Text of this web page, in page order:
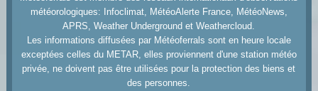
météorologiques: Infoclimat, MétéoAlerte France, MétéoNews,
APRS, Weather Underground et Weathercloud.
Les informations diffusées par Météoferrals sont en heure locale
exceptées celles du METAR, elles proviennent d'une station météo
privée, ne doivent pas être utilisées pour la protection des biens et
des personnes.